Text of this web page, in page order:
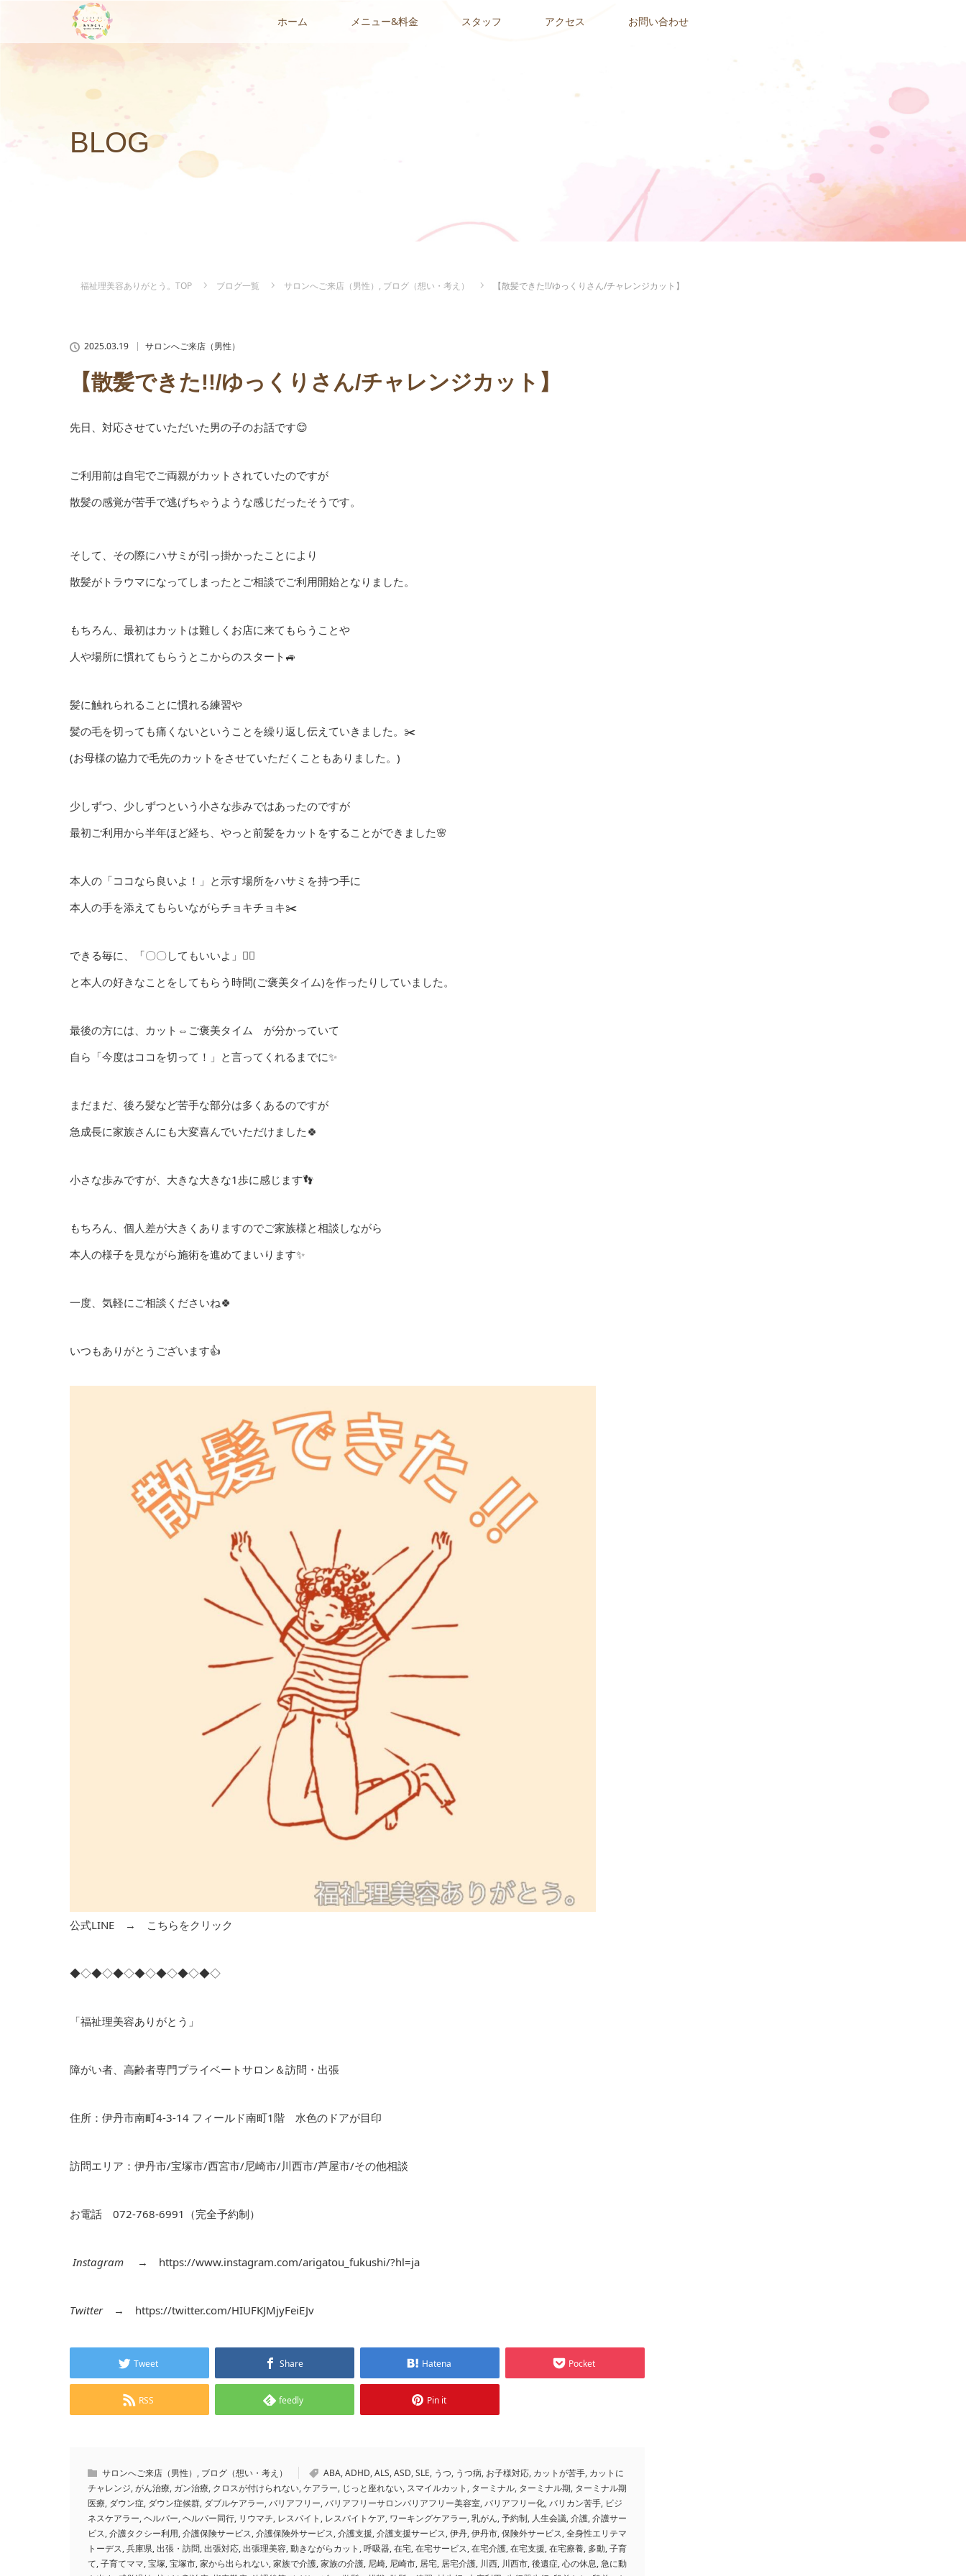
ホーム メニュー&料金 スタッフ アクセス お問い合わせ
BLOG
福祉理美容ありがとう。TOP ブログ一覧 サロンへご来店（男性） , ブログ（想い・考え） 【散髪できた!!/ゆっくりさん/チャレンジカット】
2025.03.19 サロンへご来店（男性）
【散髪できた!!/ゆっくりさん/チャレンジカット】
先日、対応させていただいた男の子のお話です😊
ご利用前は自宅でご両親がカットされていたのですが
散髪の感覚が苦手で逃げちゃうような感じだったそうです。
そして、その際にハサミが引っ掛かったことにより
散髪がトラウマになってしまったとご相談でご利用開始となりました。
もちろん、最初はカットは難しくお店に来てもらうことや
人や場所に慣れてもらうとこからのスタート🚙
髪に触れられることに慣れる練習や
髪の毛を切っても痛くないということを繰り返し伝えていきました。✂️
(お母様の協力で毛先のカットをさせていただくこともありました。)
少しずつ、少しずつという小さな歩みではあったのですが
最初ご利用から半年ほど経ち、やっと前髪をカットをすることができました🌸
本人の「ココなら良いよ！」と示す場所をハサミを持つ手に
本人の手を添えてもらいながらチョキチョキ✂️
できる毎に、「〇〇してもいいよ」🙆‍♀
と本人の好きなことをしてもらう時間(ご褒美タイム)を作ったりしていました。
最後の方には、カット⇔ご褒美タイム が分かっていて
自ら「今度はココを切って！」と言ってくれるまでに✨
まだまだ、後ろ髪など苦手な部分は多くあるのですが
急成長に家族さんにも大変喜んでいただけました🍀
小さな歩みですが、大きな大きな1歩に感じます👣
もちろん、個人差が大きくありますのでご家族様と相談しながら
本人の様子を見ながら施術を進めてまいります✨
一度、気軽にご相談くださいね🍀
いつもありがとうございます👍
公式LINE → こちらをクリック
◆◇◆◇◆◇◆◇◆◇◆◇◆◇
「福祉理美容ありがとう」
障がい者、高齢者専門プライベートサロン＆訪問・出張
住所：伊丹市南町4-3-14 フィールド南町1階 水色のドアが目印
訪問エリア：伊丹市/宝塚市/西宮市/尼崎市/川西市/芦屋市/その他相談
お電話 072-768-6991（完全予約制）
Instagram → https://www.instagram.com/arigatou_fukushi/?hl=ja
Twitter→ https://twitter.com/HIUFKJMjyFeiEJv
Tweet Share Hatena Pocket
RSS feedly Pin it
サロンへご来店（男性） , ブログ（想い・考え） ABA,ADHD,ALS,ASD,SLE, うつ, うつ病, お子様対応, カットが苦手, カットに
チャレンジ,がん治療, ガン治療, クロスが付けられない,ケアラー, じっと座れない, スマイルカット , ターミナル, ターミナル期, ターミナル期
医療, ダウン症, ダウン症候群, ダブルケアラー,バリアフリー,バリアフリーサロンバリアフリー美容室,バリアフリー化,バリカン苦手, ビジ
ネスケアラー,ヘルパー,ヘルパー同行, リウマチ, レスパイト , レスパイトケア, ワーキングケアラー,乳がん,予約制, 人生会議,介護,介護サー
ビス,介護タクシー利用,介護保険サービス,介護保険外サービス,介護支援,介護支援サービス,伊丹,伊丹市,保険外サービス,全身性エリテマ
トーデス,兵庫県,出張・訪問,出張対応,出張理美容,動きながらカット ,呼吸器,在宅,在宅サービス,在宅介護,在宅支援,在宅療養, 多動,子育
て,子育てママ,宝塚,宝塚市,家から出られない,家族で介護,家族の介護, 尼崎, 尼崎市, 居宅, 居宅介護, 川西, 川西市,後遺症,心の休息,急に動